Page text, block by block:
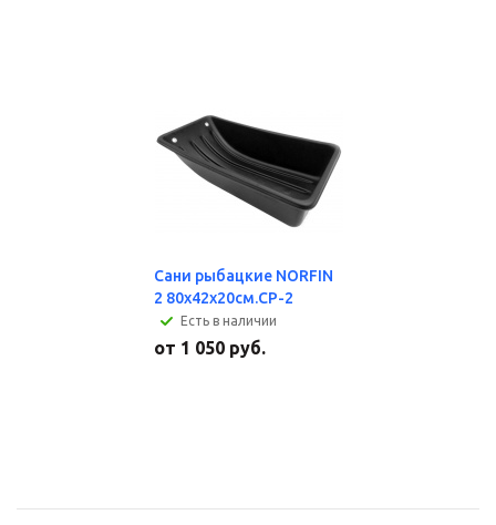
Сани рыбацкие NORFIN
2 80х42х20см.CP-2
Есть в наличии
от 1 050 руб.